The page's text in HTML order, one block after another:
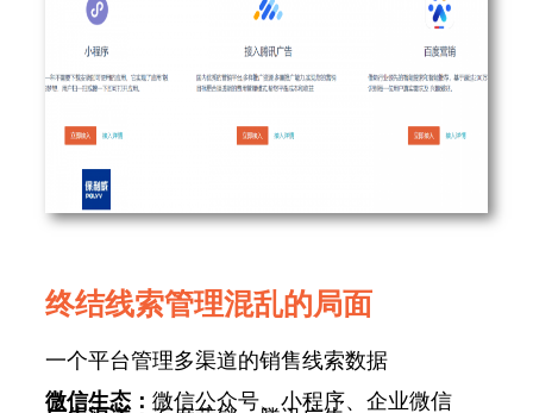
终结线索管理混乱的局面
一个平台管理多渠道的销售线索数据
微信生态： 微信公众号、小程序、企业微信